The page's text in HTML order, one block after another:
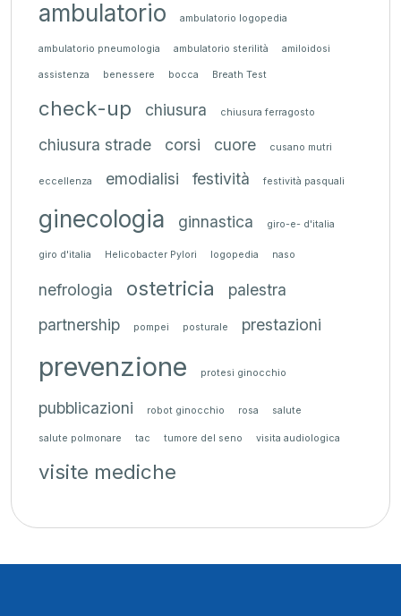
ambulatorio ambulatorio logopedia
ambulatorio pneumologia ambulatorio sterilità amiloidosi
assistenza benessere bocca Breath Test
check-up chiusura chiusura ferragosto
chiusura strade corsi cuore cusano mutri
eccellenza emodialisi festività festività pasquali
ginecologia ginnastica giro-e- d'italia
giro d'italia Helicobacter Pylori logopedia naso
nefrologia ostetricia
palestra
partnership
pompei posturale prestazioni
prevenzione protesi ginocchio
pubblicazioni robot ginocchio rosa salute
salute polmonare tac tumore del seno visita audiologica
visite mediche